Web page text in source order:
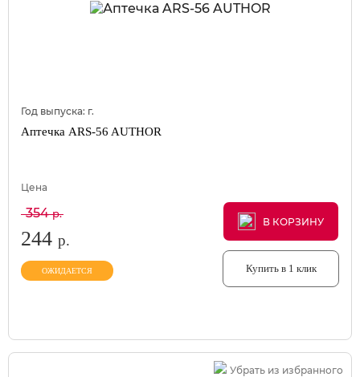
Год выпуска: г.
Аптечка ARS-56 AUTHOR
Цена
354р.
244 р.
ОЖИДАЕТСЯ
В КОРЗИНУ
В КОРЗИНУ
В КОРЗИНУ
Купить в 1 клик
Убрать из избранного